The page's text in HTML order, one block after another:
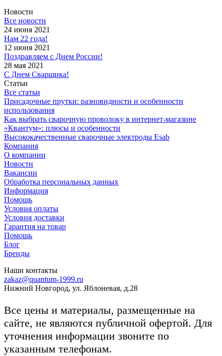
Новости
Все новости
24 июня 2021
Нам 22 года!
12 июня 2021
Поздравляем с Днем России!
28 мая 2021
С Днем Сварщика!
Статьи
Все статьи
Присадочные прутки: разновидности и особенности
использования
Как выбрать сварочную проволоку в интернет-магазине
«Квантум»: плюсы и особенности
Высококачественные сварочные электроды Esab
Компания
О компании
Новости
Вакансии
Обработка персональных данных
Информация
Помощь
Условия оплаты
Условия доставки
Гарантия на товар
Помощь
Блог
Бренды
Наши контакты
zakaz@quantum-1999.ru
Нижний Новгород, ул. Яблоневая, д.28
Все цены и материалы, размещенные на
сайте, не являются публичной офертой. Для
уточнения информации звоните по
указанным телефонам.